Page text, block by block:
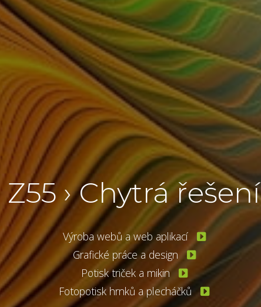
Z55 › Chytrá řešení
Výroba webů a web aplikací
Grafické práce a design
Potisk triček a mikin
Fotopotisk hrnků a plecháčků